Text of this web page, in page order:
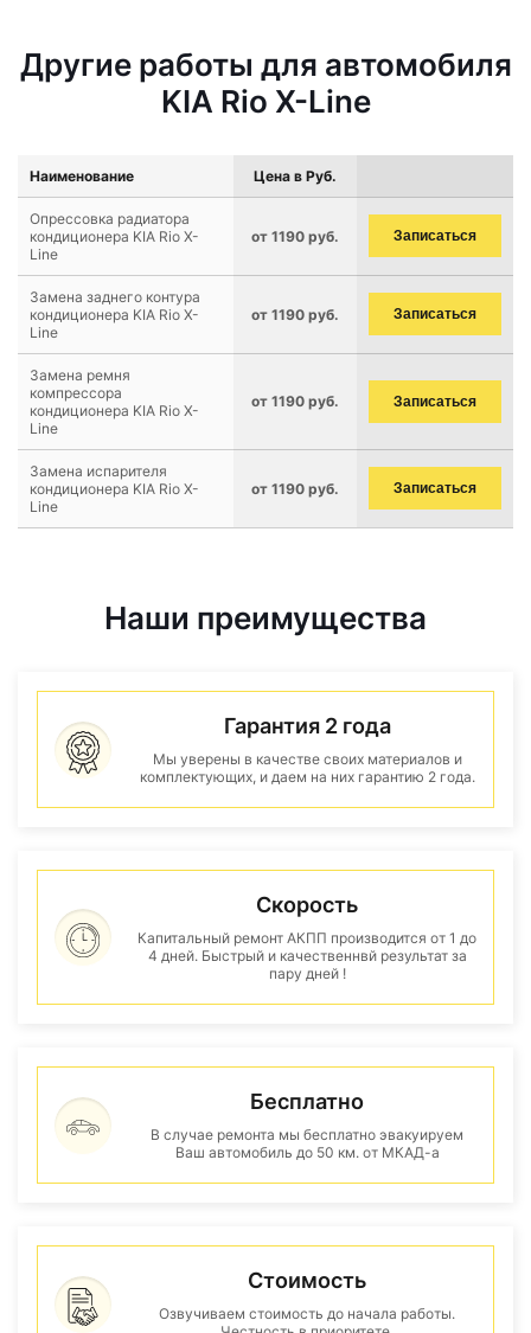
Другие работы для автомобиля
KIA Rio X-Line
Наименование Цена в Руб.
Опрессовка радиатора
кондиционера KIA Rio X-
Line
от 1190 руб. Записаться
Замена заднего контура
кондиционера KIA Rio X-
Line
от 1190 руб. Записаться
Замена ремня
компрессора
кондиционера KIA Rio X-
Line
от 1190 руб. Записаться
Замена испарителя
кондиционера KIA Rio X-
Line
от 1190 руб. Записаться
Наши преимущества
Гарантия 2 года
Мы уверены в качестве своих материалов и
комплектующих, и даем на них гарантию 2 года.
Скорость
Капитальный ремонт АКПП производится от 1 до
4 дней. Быстрый и качественнвй результат за
пару дней !
Бесплатно
В случае ремонта мы бесплатно эвакуируем
Ваш автомобиль до 50 км. от МКАД-а
Стоимость
Озвучиваем стоимость до начала работы.